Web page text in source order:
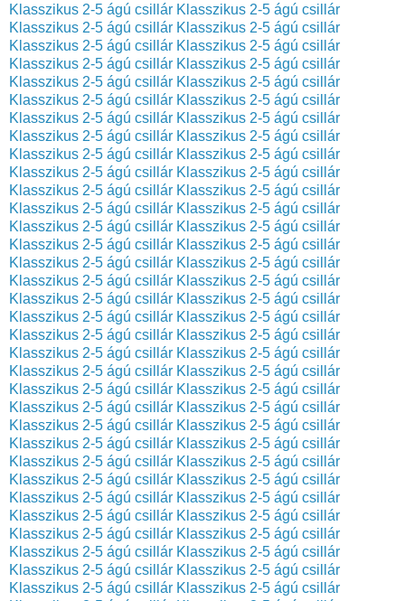
Klasszikus 2-5 ágú csillár Klasszikus 2-5 ágú csillár
Klasszikus 2-5 ágú csillár Klasszikus 2-5 ágú csillár
Klasszikus 2-5 ágú csillár Klasszikus 2-5 ágú csillár
Klasszikus 2-5 ágú csillár Klasszikus 2-5 ágú csillár
Klasszikus 2-5 ágú csillár Klasszikus 2-5 ágú csillár
Klasszikus 2-5 ágú csillár Klasszikus 2-5 ágú csillár
Klasszikus 2-5 ágú csillár Klasszikus 2-5 ágú csillár
Klasszikus 2-5 ágú csillár Klasszikus 2-5 ágú csillár
Klasszikus 2-5 ágú csillár Klasszikus 2-5 ágú csillár
Klasszikus 2-5 ágú csillár Klasszikus 2-5 ágú csillár
Klasszikus 2-5 ágú csillár Klasszikus 2-5 ágú csillár
Klasszikus 2-5 ágú csillár Klasszikus 2-5 ágú csillár
Klasszikus 2-5 ágú csillár Klasszikus 2-5 ágú csillár
Klasszikus 2-5 ágú csillár Klasszikus 2-5 ágú csillár
Klasszikus 2-5 ágú csillár Klasszikus 2-5 ágú csillár
Klasszikus 2-5 ágú csillár Klasszikus 2-5 ágú csillár
Klasszikus 2-5 ágú csillár Klasszikus 2-5 ágú csillár
Klasszikus 2-5 ágú csillár Klasszikus 2-5 ágú csillár
Klasszikus 2-5 ágú csillár Klasszikus 2-5 ágú csillár
Klasszikus 2-5 ágú csillár Klasszikus 2-5 ágú csillár
Klasszikus 2-5 ágú csillár Klasszikus 2-5 ágú csillár
Klasszikus 2-5 ágú csillár Klasszikus 2-5 ágú csillár
Klasszikus 2-5 ágú csillár Klasszikus 2-5 ágú csillár
Klasszikus 2-5 ágú csillár Klasszikus 2-5 ágú csillár
Klasszikus 2-5 ágú csillár Klasszikus 2-5 ágú csillár
Klasszikus 2-5 ágú csillár Klasszikus 2-5 ágú csillár
Klasszikus 2-5 ágú csillár Klasszikus 2-5 ágú csillár
Klasszikus 2-5 ágú csillár Klasszikus 2-5 ágú csillár
Klasszikus 2-5 ágú csillár Klasszikus 2-5 ágú csillár
Klasszikus 2-5 ágú csillár Klasszikus 2-5 ágú csillár
Klasszikus 2-5 ágú csillár Klasszikus 2-5 ágú csillár
Klasszikus 2-5 ágú csillár Klasszikus 2-5 ágú csillár
Klasszikus 2-5 ágú csillár Klasszikus 2-5 ágú csillár